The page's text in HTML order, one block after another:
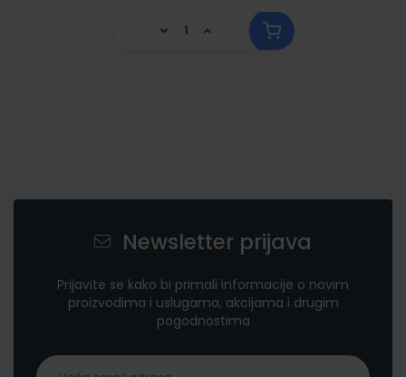
Newsletter prijava
Prijavite se kako bi primali informacije o novim
proizvodima i uslugama, akcijama i drugim
pogodnostima